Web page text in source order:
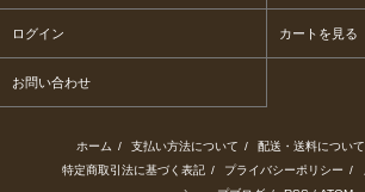
ログイン カートを見る
お問い合わせ
ホーム / 支払い方法について / 配送・送料について
特定商取引法に基づく表記 / プライバシーポリシー /